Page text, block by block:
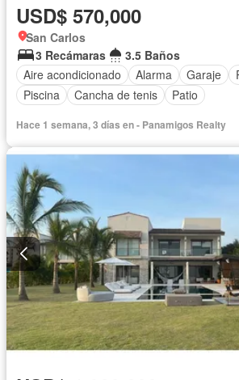
USD$ 570,000
San Carlos
3 Recámaras
3.5 Baños
Aire acondicionado
Alarma Garaje
Piscina
Cancha de tenis Patio
Hace 1 semana, 3 días en - Panamigos Realty